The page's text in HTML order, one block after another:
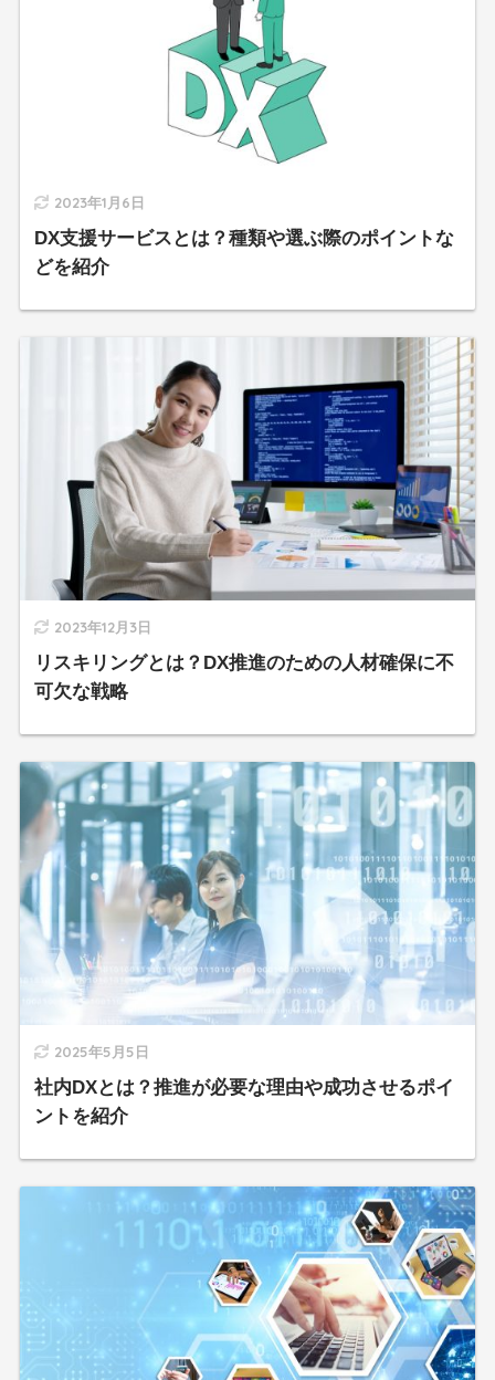
2023年1月6日
DX支援サービスとは？種類や選ぶ際のポイントな
どを紹介
2023年12月3日
リスキリングとは？DX推進のための人材確保に不
可欠な戦略
2025年5月5日
社内DXとは？推進が必要な理由や成功させるポイ
ントを紹介